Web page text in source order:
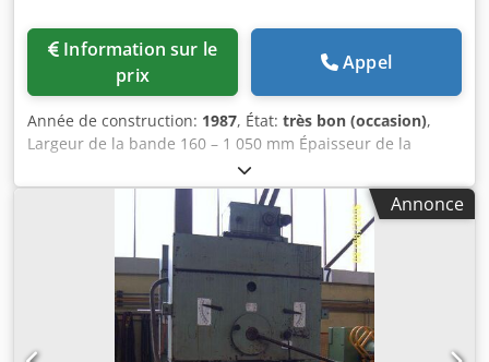
prix
Appel
Année de construction: 1987, État: très bon (occasion),
Largeur de la bande 160 – 1 050 mm Épaisseur de la
bande 0,4 – 3 mm Section de la bande 2 500 mm² Matériau
de référence (résistance à la traction) 420 N/mm² Crsdjlil
Annonce